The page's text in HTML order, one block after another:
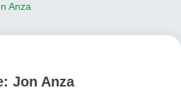
Anza
Jon Anza